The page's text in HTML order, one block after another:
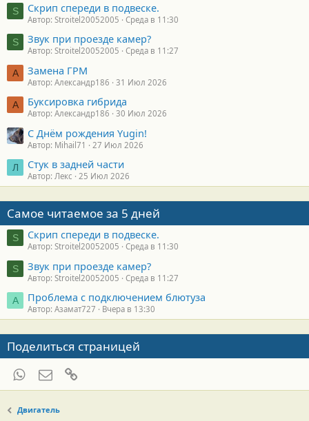
S Скрип спереди в подвеске.
Автор: Stroitel20052005 Среда в 11:30
S Звук при проезде камер?
Автор: Stroitel20052005 Среда в 11:27
А Замена ГРМ
Автор: Александр186 31 Июл 2026
А Буксировка гибрида
Автор: Александр186 30 Июл 2026
С Днём рождения Yugin!
Автор: Mihail71 27 Июл 2026
Л Стук в задней части
Автор: Лекс 25 Июл 2026
Самое читаемое за 5 дней
S Скрип спереди в подвеске.
Автор: Stroitel20052005 Среда в 11:30
S Звук при проезде камер?
Автор: Stroitel20052005 Среда в 11:27
А Проблема с подключением блютуза
Автор: Азамат727 Вчера в 13:30
Поделиться страницей
WhatsAppЭлектронная почта
Двигатель